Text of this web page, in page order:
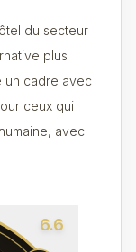
du secteur
plus
un cadre avec
ceux qui
avec
6.6